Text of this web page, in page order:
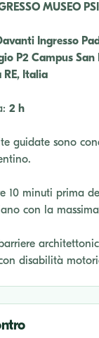
MUSEO
Ingresso
P2 Campus San
RE, Italia
2 h
guidate sono
10 minuti prima
con la
disabilità